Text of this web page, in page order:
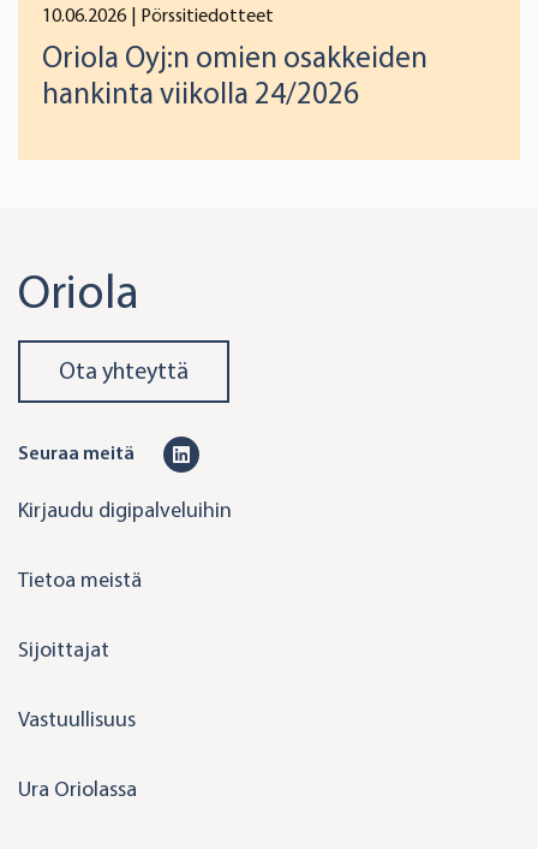
10.06.2026 | Pörssitiedotteet
Oriola Oyj:n omien osakkeiden
hankinta viikolla 24/2026
Oriola
Ota yhteyttä
Seuraa meitä
n
Kirjaudu digipalveluihin
Tietoa meistä
Sijoittajat
Vastuullisuus
Ura Oriolassa